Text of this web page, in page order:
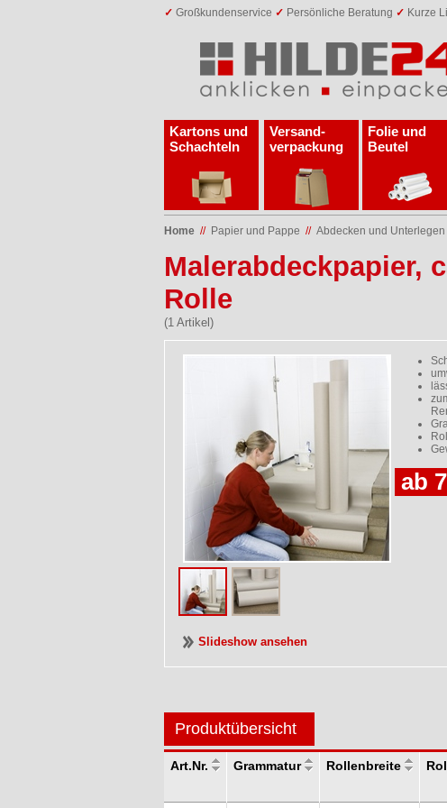
✓ Großkundenservice ✓ Persönliche Beratung ✓ Kurze
Kartons und
Schachteln
Versand­
verpackung
Folie und
Beutel
Home // Papier und Pappe // Abdecken und Unterlegen
Malerabdeckpapier,
Rolle
(1 Artikel)
Slideshow ansehen
ab
Produktübersicht
Art.Nr. Grammatur Rollenbreite